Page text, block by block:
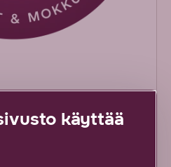
nettilaitteille
eli modeemeille ja
saat luotettavan,
käyttää